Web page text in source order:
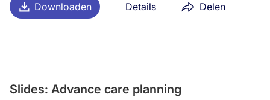
Downloaden Details Delen
Slides: Advance care planning